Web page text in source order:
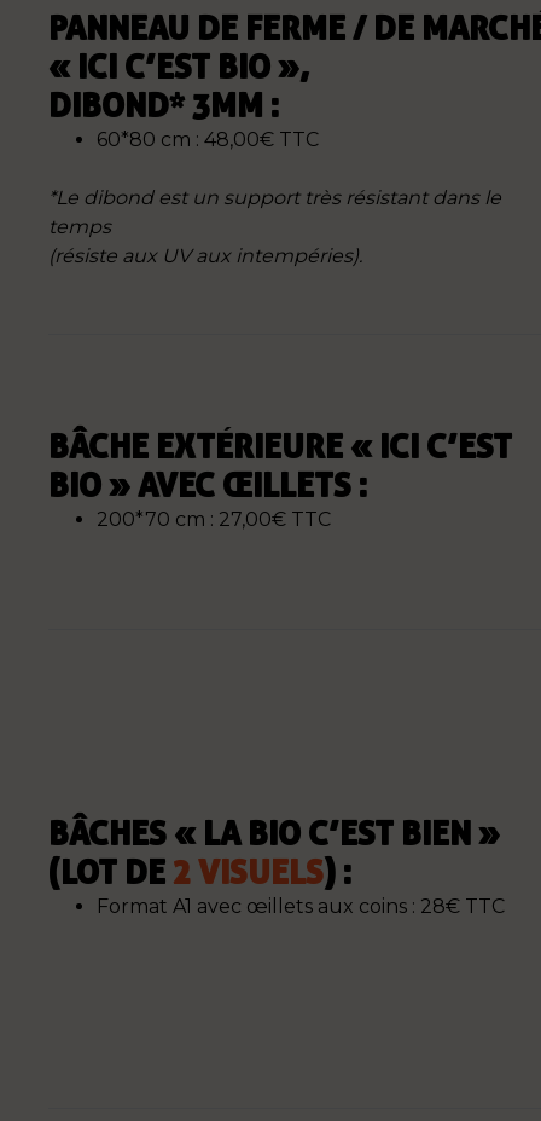
PANNEAU DE FERME / DE
« ICI C’EST BIO »,
DIBOND* 3MM :
60*80 cm : 48,00€ TTC
*Le dibond est un support très résistant dans le
temps
(résiste aux UV aux intempéries).
BÂCHE EXTÉRIEURE « ICI C’EST
BIO » AVEC ŒILLETS :
200*70 cm : 27,00€ TTC
BÂCHES « LA BIO C’EST BIEN »
(LOT DE 2 VISUELS) :
Format A1 avec œillets aux coins : 28€ TTC